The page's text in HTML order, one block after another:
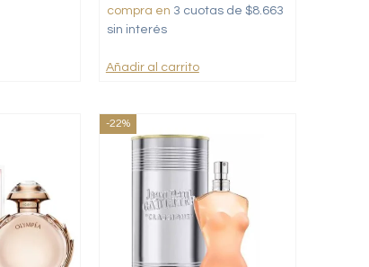
compra en 3 cuotas de $8.663
sin interés
Añadir al carrito
-22%